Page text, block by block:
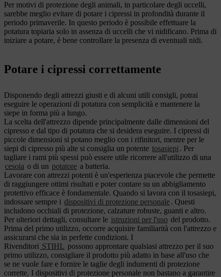
Per motivi di protezione degli animali, in particolare degli uccelli,
sarebbe meglio evitare di potare i cipressi in profondità durante il
periodo primaverile. In questo periodo è possibile effettuare la
potatura topiaria solo in assenza di uccelli che vi nidificano. Prima di
iniziare a potare, è bene controllare la presenza di eventuali nidi.
Potare i cipressi correttamente
Disponendo degli attrezzi giusti e di alcuni utili consigli, potrai
eseguire le operazioni di potatura con semplicità e mantenere la
siepe in forma più a lungo.
La scelta dell'attrezzo dipende principalmente dalle dimensioni del
cipresso e dal tipo di potatura che si desidera eseguire. I cipressi di
piccole dimensioni si potano meglio con i rifinitori, mentre per le
siepi di cipresso più alte si consiglia un potente tosasiepi . Per
tagliare i rami più spessi può essere utile ricorrere all'utilizzo di una
cesoia o di un potatore a batteria.
Lavorare con attrezzi potenti è un'esperienza piacevole che permette
di raggiungere ottimi risultati e poter contare su un abbigliamento
protettivo efficace è fondamentale. Quando si lavora con il tosasiepi,
indossare sempre i dispositivi di protezione personale. Questi
includono occhiali di protezione, calzature robuste, guanti e altro.
Per ulteriori dettagli, consultare le istruzioni per l'uso del prodotto.
Prima del primo utilizzo, occorre acquisire familiarità con l'attrezzo e
assicurarsi che sia in perfette condizioni. I
Rivenditori STIHL possono approntare qualsiasi attrezzo per il suo
primo utilizzo, consigliare il prodotto più adatto in base all'uso che
se ne vuole fare e fornire le taglie degli indumenti di protezione
corrette. I dispositivi di protezione personale non bastano a garantire